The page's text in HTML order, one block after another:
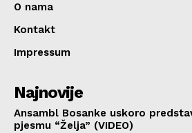
O nama
Kontakt
Impressum
Najnovije
Ansambl Bosanke uskoro
pjesmu “Želja” (VIDEO)